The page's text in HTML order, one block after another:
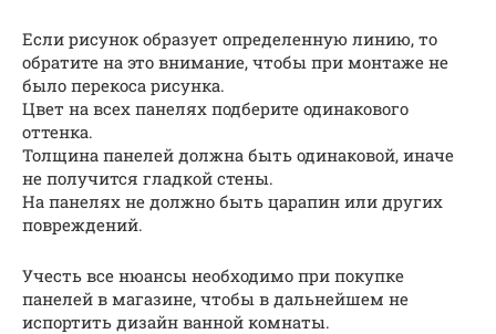
Если рисунок образует определенную линию, то
обратите на это внимание, чтобы при монтаже не
было перекоса рисунка.
Цвет на всех панелях подберите одинакового
оттенка.
Толщина панелей должна быть одинаковой, иначе
не получится гладкой стены.
На панелях не должно быть царапин или других
повреждений.
Учесть все нюансы необходимо при покупке
панелей в магазине, чтобы в дальнейшем не
испортить дизайн ванной комнаты.